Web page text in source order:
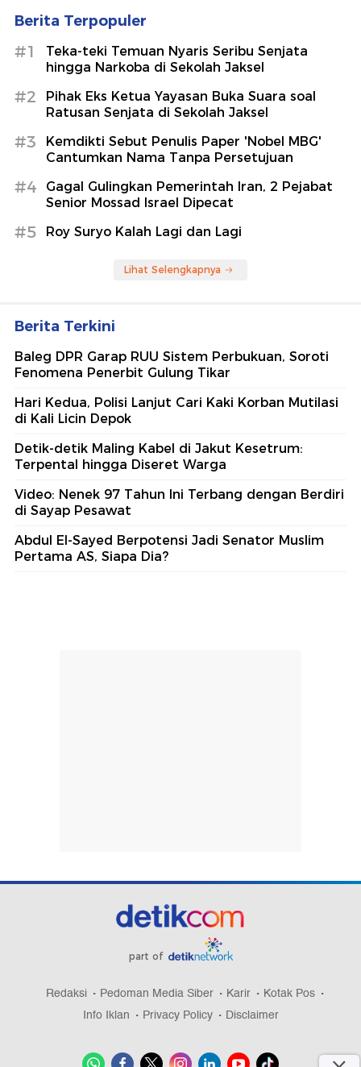
Berita Terpopuler
#1
Teka-teki Temuan Nyaris Seribu Senjata
hingga Narkoba di Sekolah Jaksel
#2
Pihak Eks Ketua Yayasan Buka Suara soal
Ratusan Senjata di Sekolah Jaksel
#3
Kemdikti Sebut Penulis Paper 'Nobel MBG'
Cantumkan Nama Tanpa Persetujuan
#4
Gagal Gulingkan Pemerintah Iran, 2 Pejabat
Senior Mossad Israel Dipecat
#5 Roy Suryo Kalah Lagi dan Lagi
Lihat Selengkapnya
Berita Terkini
Baleg DPR Garap RUU Sistem Perbukuan, Soroti
Fenomena Penerbit Gulung Tikar
Hari Kedua, Polisi Lanjut Cari Kaki Korban Mutilasi
di Kali Licin Depok
Detik-detik Maling Kabel di Jakut Kesetrum:
Terpental hingga Diseret Warga
Video: Nenek 97 Tahun Ini Terbang dengan Berdiri
di Sayap Pesawat
Abdul El-Sayed Berpotensi Jadi Senator Muslim
Pertama AS, Siapa Dia?
part of
Redaksi Pedoman Media Siber Karir
Kotak Pos
Info Iklan
Privacy Policy Disclaimer